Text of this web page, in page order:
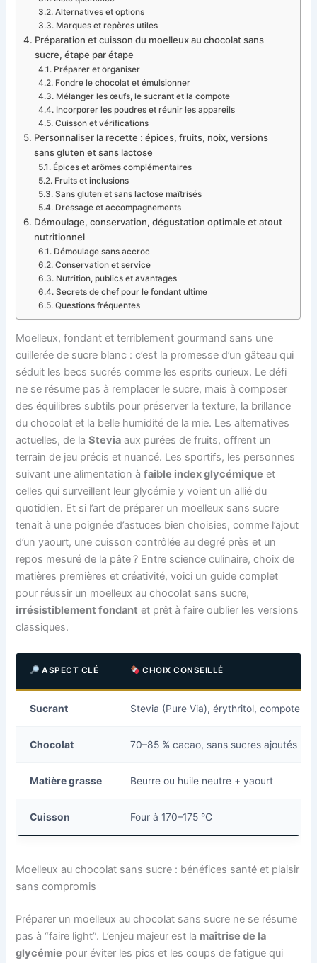
Alternatives et options
Marques et repères utiles
Préparation et cuisson du moelleux au chocolat sans
sucre, étape par étape
Préparer et organiser
Fondre le chocolat et émulsionner
Mélanger les œufs, le sucrant et la compote
Incorporer les poudres et réunir les appareils
Cuisson et vérifications
Personnaliser la recette : épices, fruits, noix, versions
sans gluten et sans lactose
Épices et arômes complémentaires
Fruits et inclusions
Sans gluten et sans lactose maîtrisés
Dressage et accompagnements
Démoulage, conservation, dégustation optimale et atout
nutritionnel
Démoulage sans accroc
Conservation et service
Nutrition, publics et avantages
Secrets de chef pour le fondant ultime
Questions fréquentes
Moelleux, fondant et terriblement gourmand sans une
cuillerée de sucre blanc : c’est la promesse d’un gâteau qui
séduit les becs sucrés comme les esprits curieux. Le défi
ne se résume pas à remplacer le sucre, mais à composer
des équilibres subtils pour préserver la texture, la brillance
du chocolat et la belle humidité de la mie. Les alternatives
actuelles, de laStevia aux purées de fruits, offrent un
terrain de jeu précis et nuancé. Les sportifs, les personnes
suivant une alimentation àfaible index glycémique et
celles qui surveillent leur glycémie y voient un allié du
quotidien. Et si l’art de préparer un moelleux sans sucre
tenait à une poignée d’astuces bien choisies, comme l’ajout
d’un yaourt, une cuisson contrôlée au degré près et un
repos mesuré de la pâte ? Entre science culinaire, choix de
matières premières et créativité, voici un guide complet
pour réussir un moelleux au chocolat sans sucre,
irrésistiblement fondant et prêt à faire oublier les versions
classiques.
ASPECT CLÉ CHOIX CONSEILLÉ
Sucrant Stevia (Pure Via), érythritol, compote
Chocolat 70–85 % cacao, sans sucres ajoutés
Matière grasse Beurre ou huile neutre + yaourt
Cuisson Four à 170–175 °C
Moelleux au chocolat sans sucre : bénéfices santé et plaisir
sans compromis
Préparer un moelleux au chocolat sans sucre ne se résume
pas à “faire light”. L’enjeu majeur est la maîtrise de la
glycémie pour éviter les pics et les coups de fatigue qui